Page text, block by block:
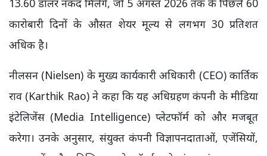
कारोबारी दिनों के औसत शेयर मूल्य से लगभग 30 प्रतिशत
अधिक है।
नीलसन (Nielsen) के मुख्य कार्यकारी अधिकारी (CEO) कार्तिक
राव (Karthik Rao) ने कहा कि यह अधिग्रहण कंपनी के मीडिया
इंटेलिजेंस (Media Intelligence) प्लेटफॉर्म को और मजबूत
करेगा। उनके अनुसार, संयुक्त कंपनी विज्ञापनदाताओं, एजेंसियों,